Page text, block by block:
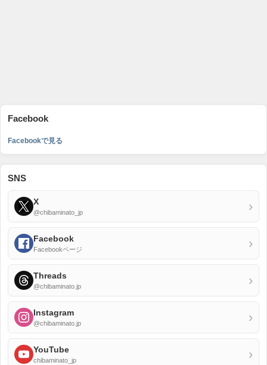
Facebook
Facebookで見る
SNS
X
@chibaminato_jp ›
Facebook
Facebookページ ›
Threads
@chibaminato.jp ›
Instagram
@chibaminato.jp ›
YouTube
chibaminato_jp ›